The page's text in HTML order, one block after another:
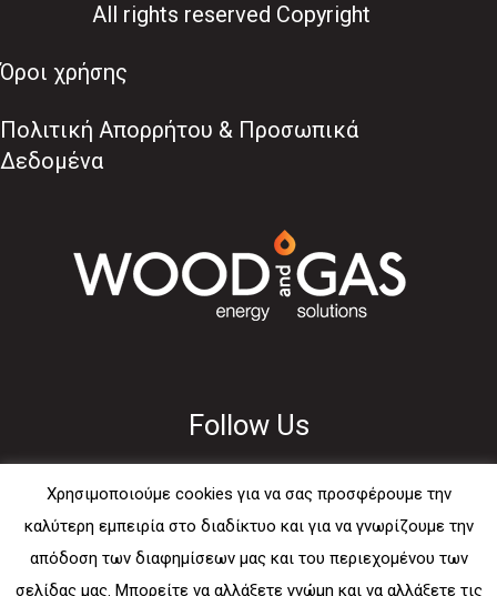
All rights reserved Copyright
Όροι χρήσης
Πολιτική Απορρήτου & Προσωπικά
Δεδομένα
Follow Us
Usefull
Χρησιμοποιούμε cookies για να σας προσφέρουμε την
καλύτερη εμπειρία στο διαδίκτυο και για να γνωρίζουμε την
απόδοση των διαφημίσεων μας και του περιεχομένου των
σελίδας μας. Μπορείτε να αλλάξετε γνώμη και να αλλάξετε τις